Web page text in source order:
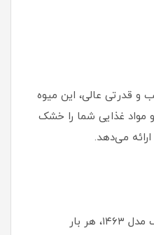
و قدرتی عالی، این میوه
غذایی شما را خشک
می‌دهد.
با میوه خشک کن رویال کینگ مدل ۱۴۶۳، هر بار